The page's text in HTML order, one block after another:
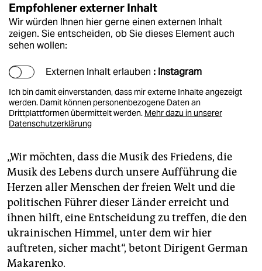
Empfohlener externer Inhalt
Wir würden Ihnen hier gerne einen externen Inhalt
zeigen. Sie entscheiden, ob Sie dieses Element auch
sehen wollen:
Externen Inhalt erlauben : Instagram
Ich bin damit einverstanden, dass mir externe Inhalte angezeigt
werden. Damit können personenbezogene Daten an
Drittplattformen übermittelt werden. Mehr dazu in unserer
Datenschutzerklärung
„Wir möchten, dass die Musik des Friedens, die
Musik des Lebens durch unsere Aufführung die
Herzen aller Menschen der freien Welt und die
politischen Führer dieser Länder erreicht und
ihnen hilft, eine Entscheidung zu treffen, die den
ukrainischen Himmel, unter dem wir hier
auftreten, sicher macht“, betont Dirigent German
Makarenko.